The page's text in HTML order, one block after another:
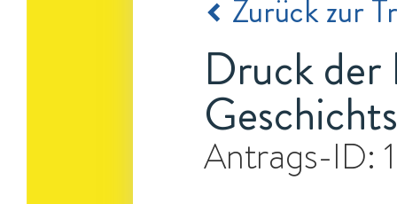
Zurück zur
Druck der
Antrags-ID: